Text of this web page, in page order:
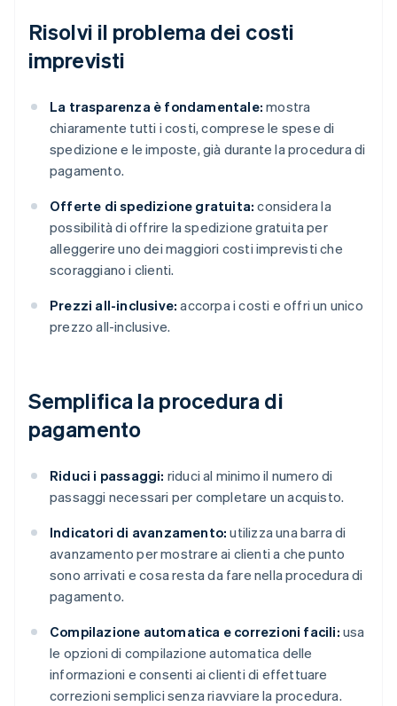
Risolvi il problema dei costi
imprevisti
La trasparenza è fondamentale: mostra
chiaramente tutti i costi, comprese le spese di
spedizione e le imposte, già durante la procedura di
pagamento.
Offerte di spedizione gratuita: considera la
possibilità di offrire la spedizione gratuita per
alleggerire uno dei maggiori costi imprevisti che
scoraggiano i clienti.
Prezzi all-inclusive: accorpa i costi e offri un unico
prezzo all-inclusive.
Semplifica la procedura di
pagamento
Riduci i passaggi: riduci al minimo il numero di
passaggi necessari per completare un acquisto.
Indicatori di avanzamento: utilizza una barra di
avanzamento per mostrare ai clienti a che punto
sono arrivati e cosa resta da fare nella procedura di
pagamento.
Compilazione automatica e correzioni facili: usa
le opzioni di compilazione automatica delle
informazioni e consenti ai clienti di effettuare
correzioni semplici senza riavviare la procedura.